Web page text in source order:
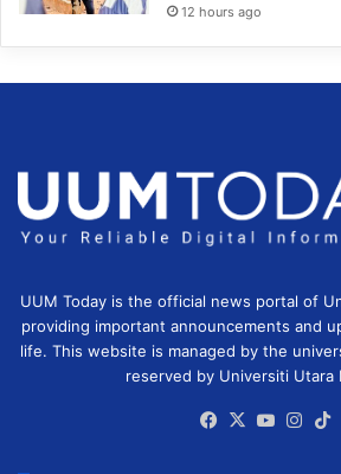
12 hours ago
UUM Today is the official news portal of
providing important announcements and
life. This website is managed by the
reserved by Universiti Utara
Facebook
X YouTube